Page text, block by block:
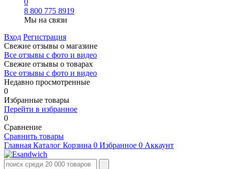
0
8 800 775 8919
Мы на связи
Вход Регистрация
Свежие отзывы о магазине
Все отзывы с фото и видео
Свежие отзывы о товарах
Все отзывы c фото и видео
Недавно просмотренные
0
Избранные товары
Перейти в избранное
0
Сравнение
Сравнить товары
Главная Каталог Корзина 0 Избранное 0 Аккаунт